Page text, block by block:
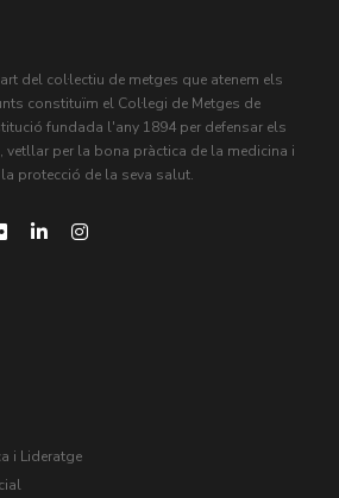
del col·lectiu de metges que atenem els
constituïm el Col·legi de Metges de
fundada l'any 1894 per defensar els
per la bona pràctica de la medicina i
protecció de la seva salut.
i Lideratge